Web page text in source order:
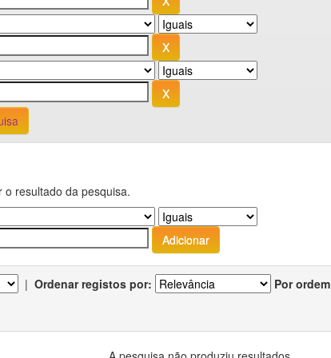
o resultado da pesquisa.
| Ordenar registos por: Por ordem